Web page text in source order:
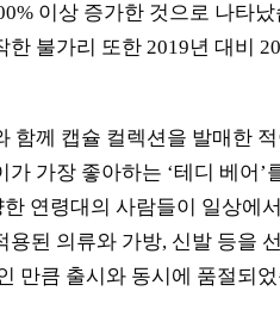
이상 증가한 것으로 나타
불가리 또한 2019년 대비
께 캡슐 컬렉션을 발매한
가장 좋아하는 ‘테디 베어’
연령대의 사람들이 일상에
된 의류와 가방, 신발 등을
만큼 출시와 동시에 품절되